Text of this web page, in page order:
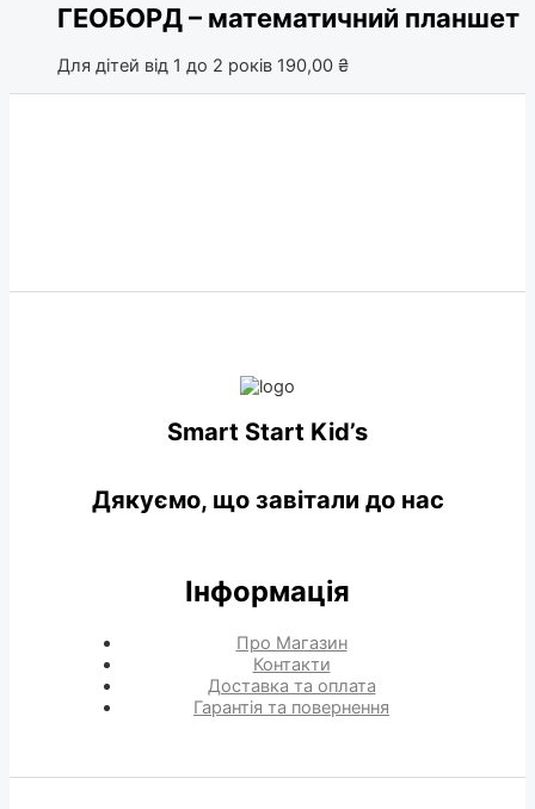
ГЕОБОРД – математичний планшет
Для дітей від 1 до 2 років 190,00 ₴
Smart Start Kid’s
Дякуємо, що завітали до нас
Інформація
Про Магазин
Контакти
Доставка та оплата
Гарантія та повернення